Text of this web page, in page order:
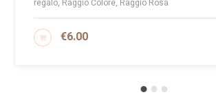
regalo, Raggio Colore, Raggio Rosa
€6.00
AGGIUNGI AL CARRELLO